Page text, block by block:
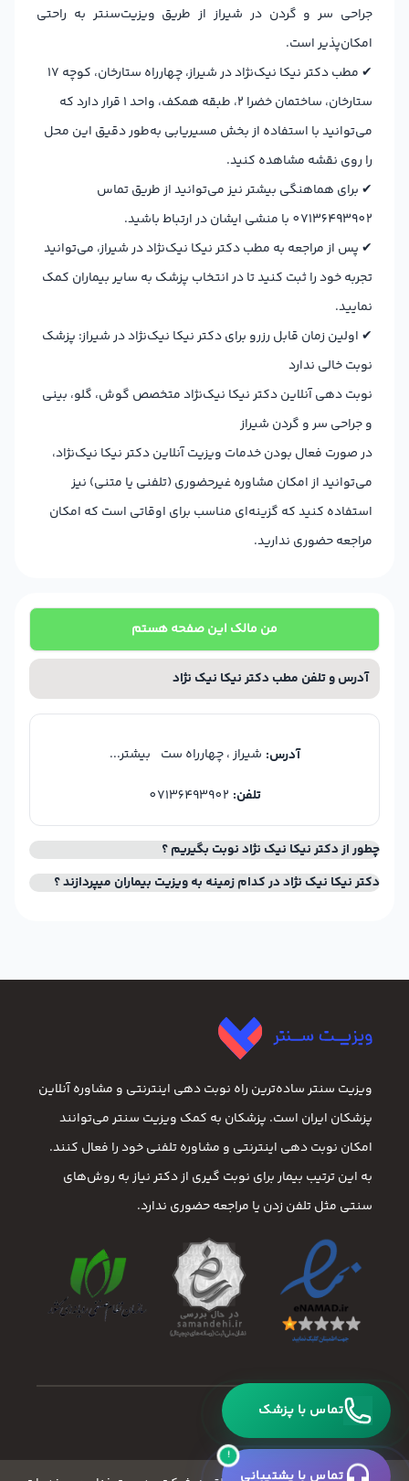
جراحی سر و گردن در شیراز از طریق ویزیت‌سنتر به راحتی
امکان‌پذیر است.
✔
مطب دکتر نیکا نیک‌نژاد در شیراز، چهارراه ستارخان، کوچه 17
ستارخان، ساختمان خضرا 2، طبقه همکف، واحد 1 قرار دارد که
می‌توانید با استفاده از بخش مسیریابی به‌طور دقیق این محل
را روی نقشه مشاهده کنید.
✔ برای هماهنگی بیشتر نیز می‌توانید از طریق تماس
07136493902 با منشی ایشان در ارتباط باشید.
✔ پس از مراجعه به مطب دکتر نیکا نیک‌نژاد در شیراز، می‌توانید
تجربه خود را ثبت کنید تا در انتخاب پزشک به سایر بیماران کمک
نمایید.
✔ اولین زمان قابل رزرو برای دکتر نیکا نیک‌نژاد در شیراز: پزشک
نوبت خالی ندارد
نوبت دهی آنلاین دکتر نیکا نیک‌نژاد متخصص گوش، گلو، بینی
و جراحی سر و گردن شیراز
در صورت فعال بودن خدمات ویزیت آنلاین دکتر نیکا نیک‌نژاد،
می‌توانید از امکان مشاوره غیرحضوری (تلفنی یا متنی) نیز
استفاده کنید که گزینه‌ای مناسب برای اوقاتی است که امکان
مراجعه حضوری ندارید.
من مالک این صفحه هستم
آدرس و تلفن مطب دکتر نیکا نیک نژاد
آدرس: شیراز ، چهارراه ست بیشتر...
تلفن: 07136493902
چطور از دکتر نیکا نیک نژاد نوبت بگیریم ؟
دکتر نیکا نیک نژاد در کدام زمینه به ویزیت بیماران میپردازند ؟
تماس با پزشک
ویزیت سنتر ساده‌ترین راه نوبت‌ دهی اینترنتی و مشاوره آنلاین
پزشکان ایران است. پزشکان به کمک ویزیت سنتر می‌توانند
امکان نوبت دهی اینترنتی و مشاوره تلفنی خود را فعال کنند.
به این ترتیب بیمار برای نوبت گیری از دکتر نیاز به روش‌های
سنتی مثل تلفن زدن یا مراجعه حضوری ندارد.
!